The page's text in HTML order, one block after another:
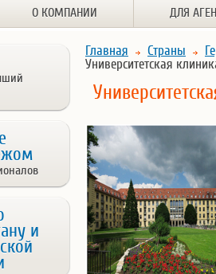
О КОМПАНИИ ДЛЯ
и
Главная Страны
Университетская